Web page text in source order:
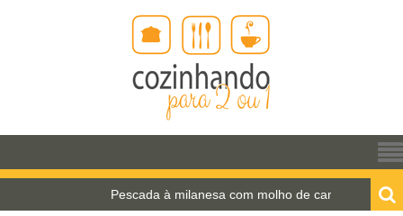
Pescada à milanesa com molho de camarão